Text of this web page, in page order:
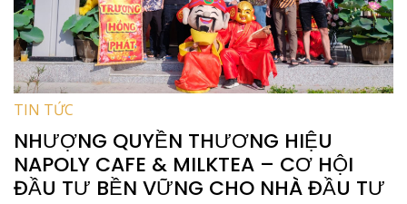
TIN TỨC
NHƯỢNG QUYỀN THƯƠNG HIỆU
NAPOLY CAFE & MILKTEA – CƠ HỘI
ĐẦU TƯ BỀN VỮNG CHO NHÀ ĐẦU TƯ